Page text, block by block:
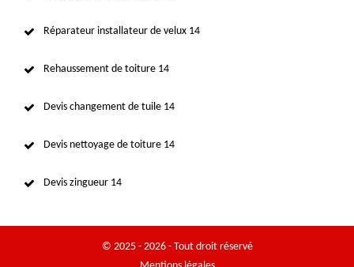
Réparateur installateur de velux 14
Rehaussement de toiture 14
Devis changement de tuile 14
Devis nettoyage de toiture 14
Devis zingueur 14
© 2025 - 2026 - Tout droit réservé